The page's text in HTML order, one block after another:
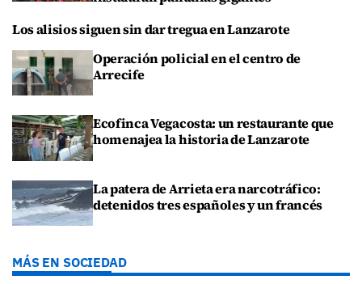
Los alisios siguen sin dar tregua en Lanzarote
Operación policial en el centro de
Arrecife
Ecofinca Vegacosta: un restaurante que
homenajea la historia de Lanzarote
La patera de Arrieta era narcotráfico:
detenidos tres españoles y un francés
MÁS EN SOCIEDAD